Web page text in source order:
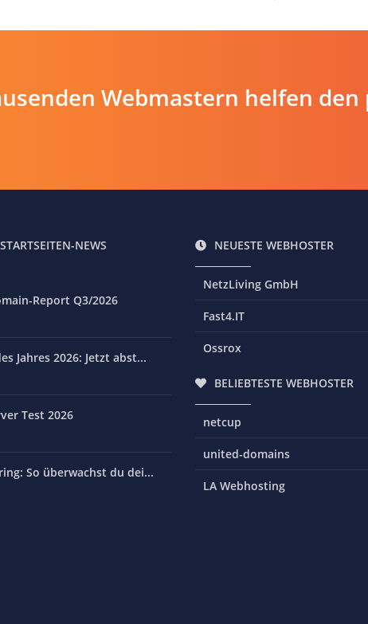
Webmastern helfen
NEWS
Report Q3/2026
Jahres 2026: Jetzt abst...
Test 2026
So überwachst du dei...
NEUESTE WEBHOSTER
NetzLiving GmbH
Fast4.IT
Ossrox
BELIEBTESTE WEBHOSTER
netcup
united-domains
LA Webhosting